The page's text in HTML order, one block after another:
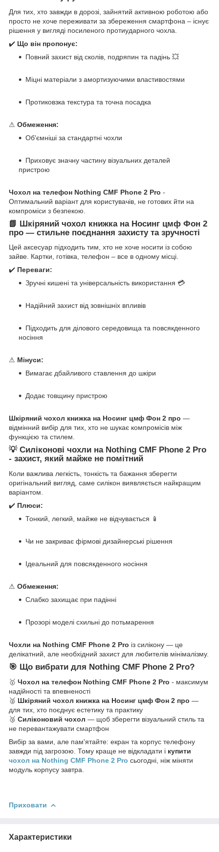
Для тих, хто завжди в дорозі, зайнятий активною роботою або
просто не хоче переживати за збереження смартфона – існує
рішення у вигляді посиленого протиударного чохла.
✔️ Що він пропонує:
Повний захист від сколів, подряпин та падінь 💥
Міцні матеріали з амортизуючими властивостями
Протиковзка текстура та точна посадка
⚠ Обмеження:
Об'ємніші за стандартні чохли
Приховує значну частину візуальних деталей
пристрою
Чохол на телефон Nothing CMF Phone 2 Pro -
Оптимальний варіант для користувачів, не готових йти на
компроміси з безпекою.
📗 Шкіряний чохол книжка на Носинг цмф Фон 2
про — стильне поєднання захисту та зручності
Цей аксесуар підходить тим, хто не хоче носити із собою
зайве. Картки, готівка, телефон – все в одному місці.
✔️ Переваги:
Зручні кишені та універсальність використання 💳
Надійний захист від зовнішніх впливів
Підходить для ділового середовища та повсякденного
носіння
⚠ Мінуси:
Вимагає дбайливого ставлення до шкіри
Додає товщину пристрою
Шкіряний чохол книжка на Носинг цмф Фон 2 про —
відмінний вибір для тих, хто не шукає компромісів між
функцією та стилем.
💡 Силіконові чохли на Nothing CMF Phone 2 Pro
- захист, який майже не помітний
Коли важлива легкість, тонкість та бажання зберегти
оригінальний вигляд, саме силікон виявляється найкращим
варіантом.
✔️ Плюси:
Тонкий, легкий, майже не відчувається 📱
Чи не закриває фірмові дизайнерські рішення
Ідеальний для повсякденного носіння
⚠ Обмеження:
Слабко захищає при падінні
Прозорі моделі схильні до потьмарення
Чохли на Nothing CMF Phone 2 Pro із силікону — це
делікатний, але необхідний захист для любителів мінімалізму.
🎯 Що вибрати для Nothing CMF Phone 2 Pro?
🥇 Чохол на телефон Nothing CMF Phone 2 Pro - максимум
надійності та впевненості
🥈 Шкіряний чохол книжка на Носинг цмф Фон 2 про —
для тих, хто поєднує естетику та практику
🥉 Силіконовий чохол — щоб зберегти візуальний стиль та
не перевантажувати смартфон
Вибір за вами, але пам'ятайте: екран та корпус телефону
завжди під загрозою. Тому краще не відкладати і купити
чохол на Nothing CMF Phone 2 Pro сьогодні, ніж міняти
модуль корпусу завтра.
Приховати
Характеристики